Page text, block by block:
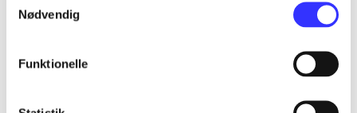
Nødvendig
Funktionelle
Springdale